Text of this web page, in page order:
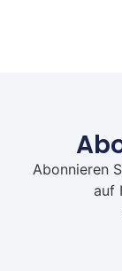
Abonnieren
auf